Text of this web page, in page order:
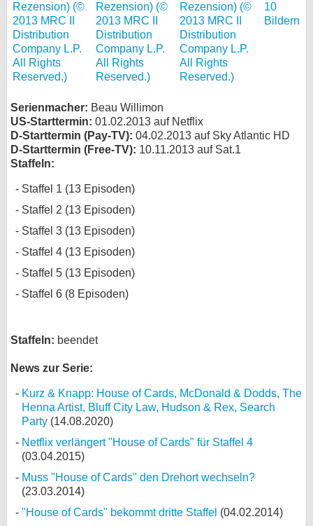
10
Bildern
Serienmacher: Beau Willimon
US-Starttermin: 01.02.2013 auf Netflix
D-Starttermin (Pay-TV): 04.02.2013 auf Sky Atlantic HD
D-Starttermin (Free-TV): 10.11.2013 auf Sat.1
Staffeln:
Staffel 1 (13 Episoden)
Staffel 2 (13 Episoden)
Staffel 3 (13 Episoden)
Staffel 4 (13 Episoden)
Staffel 5 (13 Episoden)
Staffel 6 (8 Episoden)
Staffeln: beendet
News zur Serie:
Kurz & Knapp: House of Cards, McDonald & Dodds, The
Henna Artist, Bluff City Law, Hudson & Rex, Search
Party (14.08.2020)
Netflix verlängert "House of Cards" für Staffel 4
(03.04.2015)
Muss "House of Cards" den Drehort wechseln?
(23.03.2014)
"House of Cards" bekommt dritte Staffel (04.02.2014)